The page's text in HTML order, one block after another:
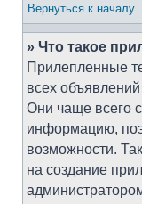
Вернуться к началу
» Что такое
Прилепленные
всех
Они чаще всего
информацию,
возможности.
на создание